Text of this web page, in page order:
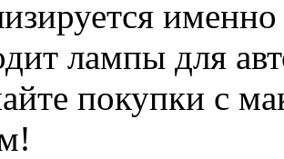
лампы для
покупки с